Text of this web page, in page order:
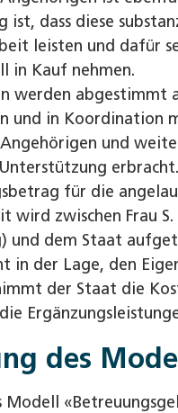
ist, dass diese
leisten und dafür
in Kauf nehmen.
werden abgestimmt
und in Koordination
und
erbracht.
für die
wird zwischen Frau S.
und dem Staat
in der Lage, den
der Staat die
des
Modell